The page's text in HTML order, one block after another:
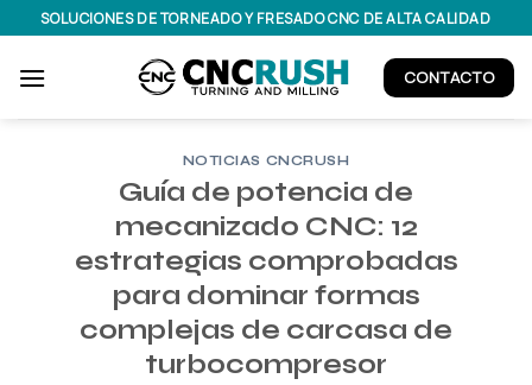
Saltar
al
contenido
SOLUCIONES DE TORNEADO Y FRESADO CNC DE ALTA CALIDAD
CONTACTO
NOTICIAS CNCRUSH
Guía de potencia de
mecanizado CNC: 12
estrategias comprobadas
para dominar formas
complejas de carcasa de
turbocompresor